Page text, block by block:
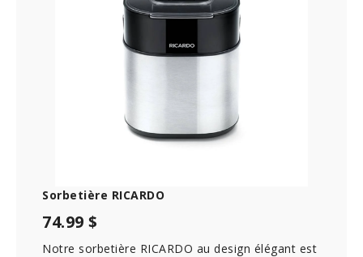
Sorbetière RICARDO
74.99 $
Notre sorbetière RICARDO au design élégant est